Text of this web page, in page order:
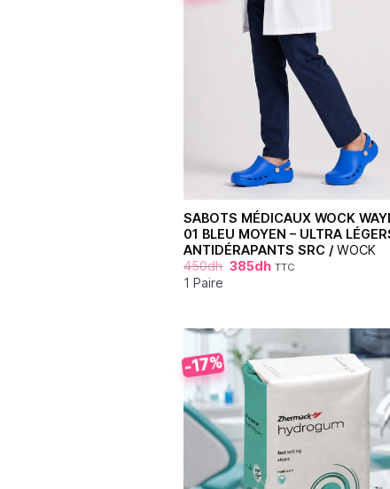
SABOTS MÉDICAUX WOCK
01 BLEU MOYEN – ULTRA
ANTIDÉRAPANTS SRC /WOCK
450dh 385dh TTC
1 Paire
-17%